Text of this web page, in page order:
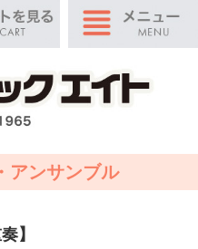
アンサンブル
】